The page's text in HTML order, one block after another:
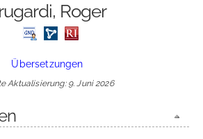
Roger
Übersetzungen
Aktualisierung: 9. Juni 2026